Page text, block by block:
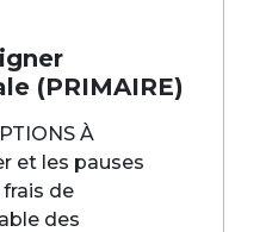
(PRIMAIRE)
À
et les pauses
de
des